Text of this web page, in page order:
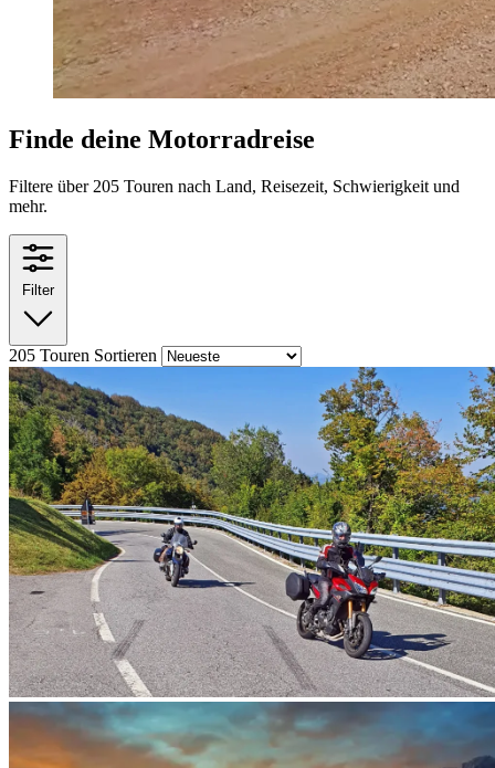
Finde deine Motorradreise
Filtere über 205 Touren nach Land, Reisezeit, Schwierigkeit und
mehr.
Filter
205 Touren Sortieren